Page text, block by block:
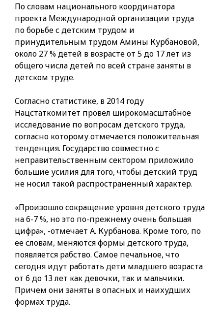
По словам национального координатора
проекта Международной организации труда
по борьбе с детским трудом и
принудительным трудом Амины Курбановой,
около 27 % детей в возрасте от 5 до 17 лет из
общего числа детей по всей стране заняты в
детском труде.
Согласно статистике, в 2014 году
Нацстаткомитет провел широкомасштабное
исследование по вопросам детского труда,
согласно которому отмечается положительная
тенденция. Государство совместно с
неправительственным сектором приложило
большие усилия для того, чтобы детский труд
не носил такой распространенный характер.
«Произошло сокращение уровня детского труда
на 6-7 %, но это по-прежнему очень большая
цифра», -отмечает А. Курбанова. Кроме того, по
ее словам, меняются формы детского труда,
появляется рабство. Самое печальное, что
сегодня идут работать дети младшего возраста
от 6 до 13 лет как девочки, так и мальчики.
Причем они заняты в опасных и наихудших
формах труда.